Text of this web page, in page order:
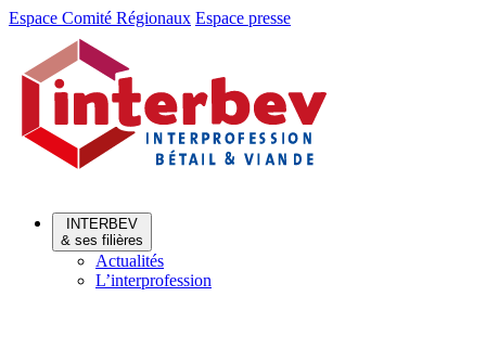
Aller
Aller
contenu
Espace Comité Régionaux Espace presse
INTERBEV
& ses filières
Actualités
L’interprofession